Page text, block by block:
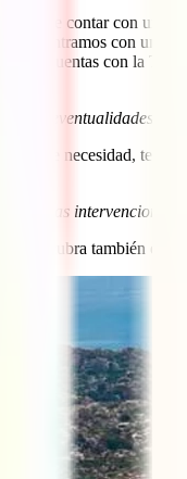
de contar con un
encontramos con un
cuentas con la
las eventualidades
caso de necesidad, te
intervenciones
y cubra también este